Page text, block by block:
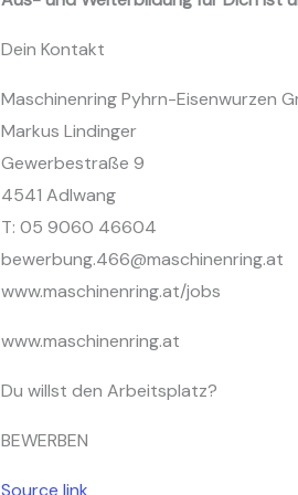
Dein Kontakt
Maschinenring Pyhrn-Eisenwurzen
Markus Lindinger
Gewerbestraße 9
4541 Adlwang
T: 05 9060 46604
bewerbung.466@maschinenring.at
www.maschinenring.at/jobs
www.maschinenring.at
Du willst den Arbeitsplatz?
BEWERBEN